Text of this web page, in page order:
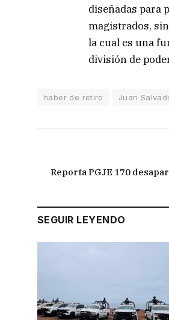
diseñadas para
magistrados,
la cual es una
división de
haber de retiro Juan
Reporta PGJE 170
SEGUIR LEYENDO